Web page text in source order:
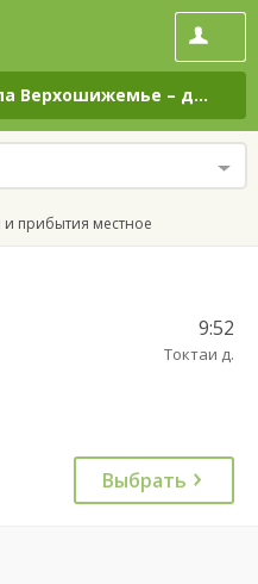
Верхошижемье – деревня Токтаи
прибытия местное
9:52
Токтаи д.
Выбрать